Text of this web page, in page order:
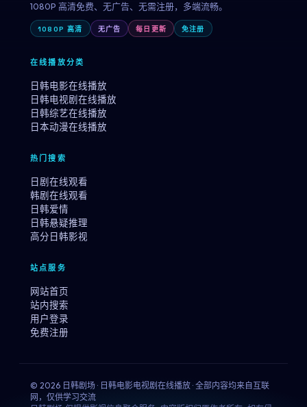
1080P 高清免费、无广告、无需注册，多端流畅。
1080P 高清 无广告 每日更新 免注册
在线播放分类
日韩电影在线播放
日韩电视剧在线播放
日韩综艺在线播放
日本动漫在线播放
热门搜索
日剧在线观看
韩剧在线观看
日韩爱情
日韩悬疑推理
高分日韩影视
站点服务
网站首页
站内搜索
用户登录
免费注册
© 2026 日韩剧场 · 日韩电影电视剧在线播放 · 全部内容均来自互联
网，仅供学习交流